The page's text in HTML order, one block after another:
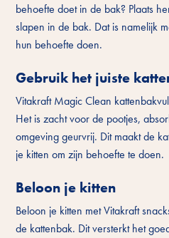
behoefte doet in de bak? Plaats
slapen in de bak. Dat is namelijk
hun behoefte doen.
Gebruik het juiste
Vitakraft Magic Clean
Het is zacht voor de pootjes,
omgeving geurvrij. Dit maakt de
je kitten om zijn behoefte te doen.
Beloon je kitten
Beloon je kitten met Vitakraft
de kattenbak. Dit versterkt het